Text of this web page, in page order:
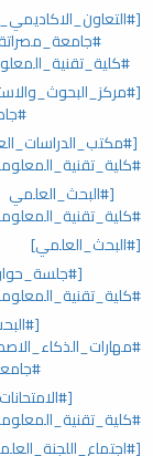
[#البحث_العلمي
[#البحث_العلمي]